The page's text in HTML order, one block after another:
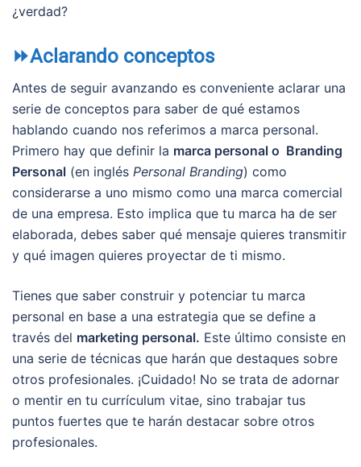
¿verdad?
⏩Aclarando conceptos
Antes de seguir avanzando es conveniente aclarar una
serie de conceptos para saber de qué estamos
hablando cuando nos referimos a marca personal.
Primero hay que definir la marca personal o Branding
Personal (en inglés Personal Branding) como
considerarse a uno mismo como una marca comercial
de una empresa. Esto implica que tu marca ha de ser
elaborada, debes saber qué mensaje quieres transmitir
y qué imagen quieres proyectar de ti mismo.
Tienes que saber construir y potenciar tu marca
personal en base a una estrategia que se define a
través del marketing personal. Este último consiste en
una serie de técnicas que harán que destaques sobre
otros profesionales. ¡Cuidado! No se trata de adornar
o mentir en tu currículum vitae, sino trabajar tus
puntos fuertes que te harán destacar sobre otros
profesionales.